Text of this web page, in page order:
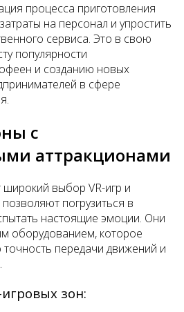
процесса приготовления
на персонал и упростить
сервиса. Это в свою
популярности
и созданию новых
в сфере
с
аттракционами
выбор VR-игр и
погрузиться в
настоящие эмоции. Они
оборудованием, которое
передачи движений и
зон: